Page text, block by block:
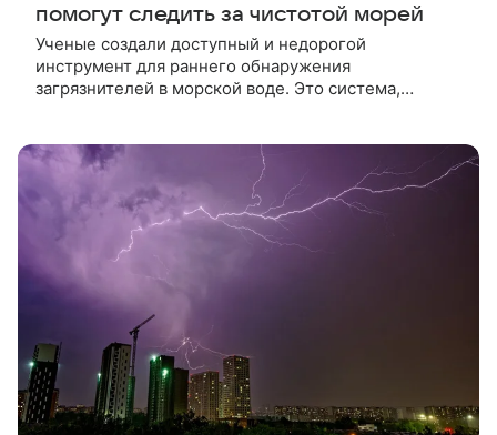
помогут следить за чистотой морей
Ученые создали доступный и недорогой
инструмент для раннего обнаружения
загрязнителей в морской воде. Это система,